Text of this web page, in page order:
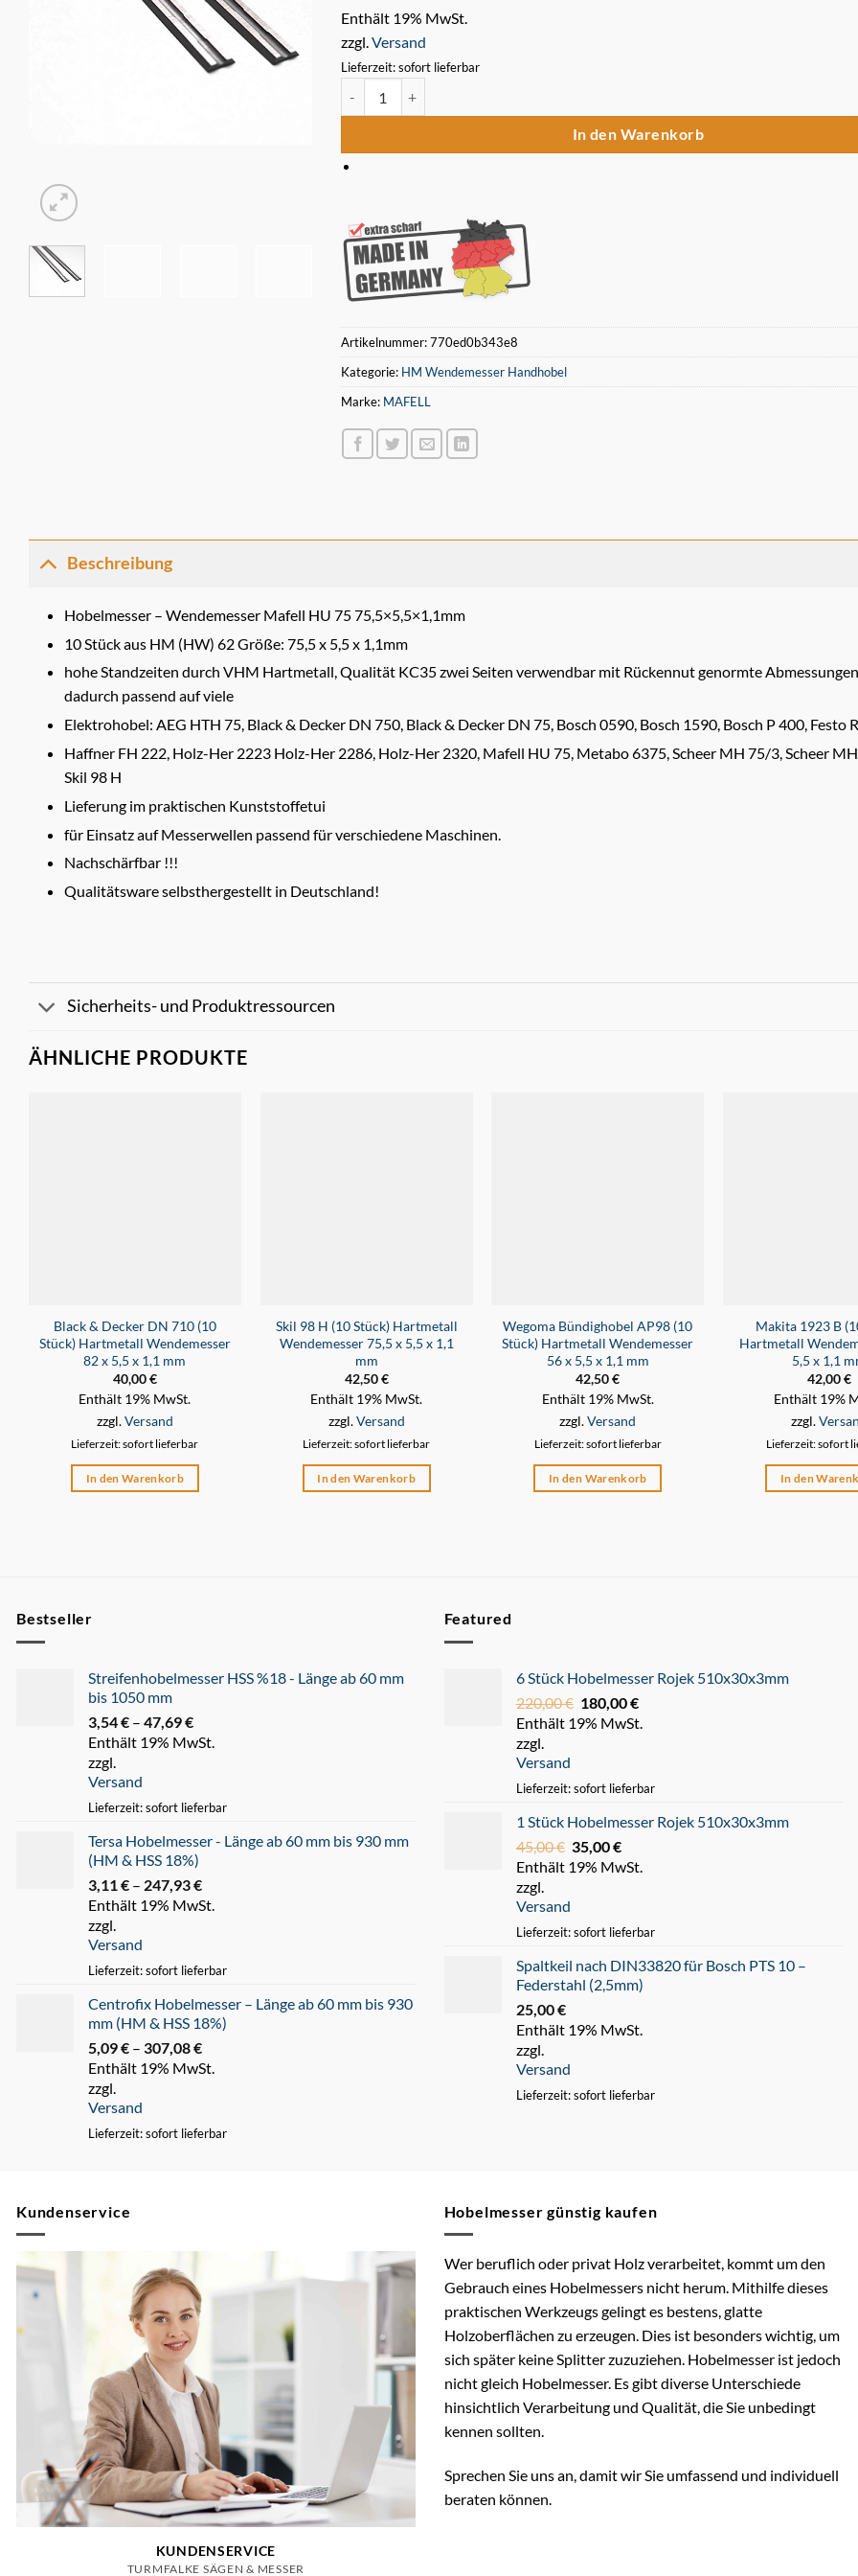
Enthält 19% MwSt.
zzgl.Versand
Lieferzeit: sofort lieferbar
In den Warenkorb
Artikelnummer:770ed0b343e8
Kategorie: HM Wendemesser Handhobel
Marke: MAFELL
Beschreibung
Hobelmesser – Wendemesser Mafell HU 75 75,5×5,5×1,1mm
10 Stück aus HM (HW) 62 Größe: 75,5 x 5,5 x 1,1mm
hohe Standzeiten durch VHM Hartmetall, Qualität KC35 zwei Seiten verwendbar mit Rückennut genormte
dadurch passend auf viele
Elektrohobel: AEG HTH 75, Black & Decker DN 750, Black & Decker DN 75, Bosch 0590, Bosch 1590, Bosch P 400, Festo
Haffner FH 222, Holz-Her 2223 Holz-Her 2286, Holz-Her 2320, Mafell HU 75, Metabo 6375, Scheer MH 75/3, Scheer
Skil 98 H
Lieferung im praktischen Kunststoffetui
für Einsatz auf Messerwellen passend für verschiedene Maschinen.
Nachschärfbar !!!
Qualitätsware selbsthergestellt in Deutschland!
Sicherheits- und Produktressourcen
ÄHNLICHE PRODUKTE
Black & Decker DN 710 (10
Stück) Hartmetall Wendemesser
82 x 5,5 x 1,1 mm
40,00€
Enthält 19% MwSt.
zzgl.Versand
Lieferzeit: sofort lieferbar
In den Warenkorb
Skil 98 H (10 Stück) Hartmetall
Wendemesser 75,5 x 5,5 x 1,1
mm
42,50€
Enthält 19% MwSt.
zzgl.Versand
Lieferzeit: sofort lieferbar
In den Warenkorb
Wegoma Bündighobel AP98 (10
Stück) Hartmetall Wendemesser
56 x 5,5 x 1,1 mm
42,50€
Enthält 19% MwSt.
zzgl.Versand
Lieferzeit: sofort lieferbar
In den Warenkorb
Makita 1923 B
Hartmetall
5,5 x 1,1
42,00€
Enthält 19%
zzgl.
Lieferzeit: sofort
In den
Bestseller
Streifenhobelmesser HSS %18 - Länge ab 60 mm
bis 1050 mm
3,54€ – 47,69€
3,54 €
Enthält 19% MwSt.
zzgl.
Versand
Lieferzeit: sofort lieferbar
Tersa Hobelmesser - Länge ab 60 mm bis 930 mm
(HM & HSS 18%)
3,11 € – 247,93€
3,11 €
Enthält 19% MwSt.
zzgl.
Versand
Lieferzeit: sofort lieferbar
Centrofix Hobelmesser – Länge ab 60 mm bis 930
mm (HM & HSS 18%)
5,09€ – 307,08€
5,09 €
Enthält 19% MwSt.
zzgl.
Versand
Lieferzeit: sofort lieferbar
Featured
6 Stück Hobelmesser Rojek 510x30x3mm
220,00€ Ursprünglicher
Preis
180,00€
Preis
Enthält 19% MwSt.
zzgl.
Versand
Lieferzeit: sofort lieferbar
1 Stück Hobelmesser Rojek 510x30x3mm
45,00€ Ursprünglicher
Preis
35,00€
Preis
Enthält 19% MwSt.
zzgl.
Versand
Lieferzeit: sofort lieferbar
Spaltkeil nach DIN33820 für Bosch PTS 10 –
Federstahl (2,5mm)
25,00€
Enthält 19% MwSt.
zzgl.
Versand
Lieferzeit: sofort lieferbar
Kundenservice
KUNDENSERVICE
TURMFALKE SÄGEN & MESSER
Hobelmesser günstig kaufen
Wer beruflich oder privat Holz verarbeitet, kommt um den
Gebrauch eines Hobelmessers nicht herum. Mithilfe dieses
praktischen Werkzeugs gelingt es bestens, glatte
Holzoberflächen zu erzeugen. Dies ist besonders wichtig, um
sich später keine Splitter zuzuziehen. Hobelmesser ist jedoch
nicht gleich Hobelmesser. Es gibt diverse Unterschiede
hinsichtlich Verarbeitung und Qualität, die Sie unbedingt
kennen sollten.
Sprechen Sie uns an, damit wir Sie umfassend und individuell
beraten können.